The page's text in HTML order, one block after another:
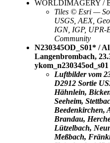
WORLDIMAGERY /
Tiles © Esri —
USGS, AEX,
IGN, IGP, UPR-
Community
N230345OD_S01* /
Langenbrombach,
ykom_n230345od_s01
Luftbilder vom
D2912 Sortie
Hähnlein,
Seeheim,
Beedenkirchen,
Brandau,
Lützelbach,
Meßbach,